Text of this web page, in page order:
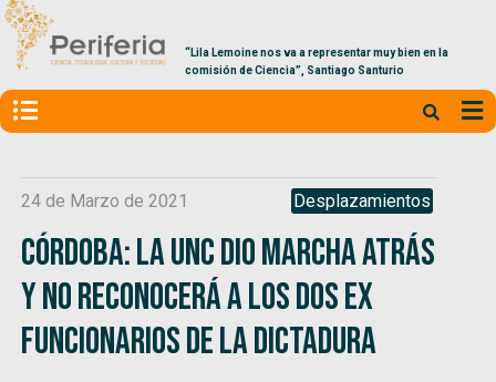
“Lila Lemoine nos va a representar muy bien en la
comisión de Ciencia”, Santiago Santurio
24 de Marzo de 2021 Desplazamientos
Córdoba: La UNC dio marcha atrás
y no reconocerá a los dos ex
funcionarios de la dictadura